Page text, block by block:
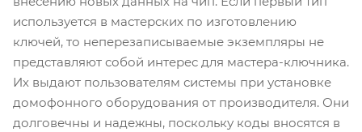
используется в мастерских по изготовлению
ключей, то неперезаписываемые экземпляры не
представляют собой интерес для мастера-ключника.
Их выдают пользователям системы при установке
домофонного оборудования от производителя. Они
долговечны и надежны, поскольку коды вносятся в